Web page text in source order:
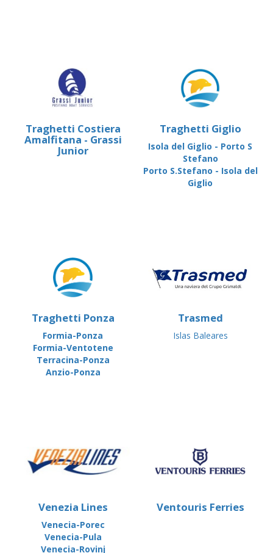
Traghetti Costiera
Amalfitana - Grassi
Junior
Traghetti Giglio
Isola del Giglio - Porto S
Stefano
Porto S.Stefano - Isola del
Giglio
Traghetti Ponza
Formia-Ponza
Formia-Ventotene
Terracina-Ponza
Anzio-Ponza
Trasmed
Islas Baleares
Venezia Lines
Venecia-Porec
Venecia-Pula
Venecia-Rovinj
Ventouris Ferries